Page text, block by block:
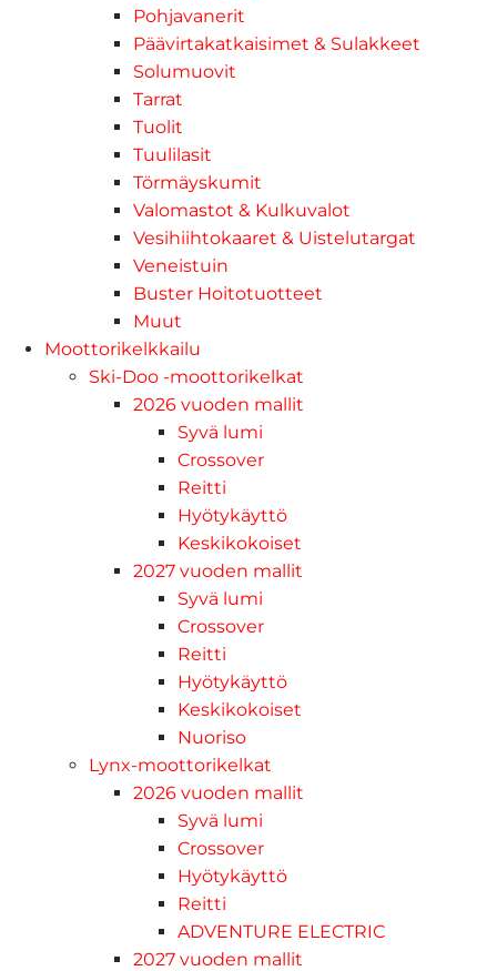
Pohjavanerit
Päävirtakatkaisimet & Sulakkeet
Solumuovit
Tarrat
Tuolit
Tuulilasit
Törmäyskumit
Valomastot & Kulkuvalot
Vesihiihtokaaret & Uistelutargat
Veneistuin
Buster Hoitotuotteet
Muut
Moottorikelkkailu
Ski-Doo -moottorikelkat
2026 vuoden mallit
Syvä lumi
Crossover
Reitti
Hyötykäyttö
Keskikokoiset
2027 vuoden mallit
Syvä lumi
Crossover
Reitti
Hyötykäyttö
Keskikokoiset
Nuoriso
Lynx-moottorikelkat
2026 vuoden mallit
Syvä lumi
Crossover
Hyötykäyttö
Reitti
ADVENTURE ELECTRIC
2027 vuoden mallit